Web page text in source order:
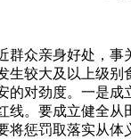
亲身好处，事
生较大及以上级
的对劲度。一是
线。要成立健全
将惩罚取落实从